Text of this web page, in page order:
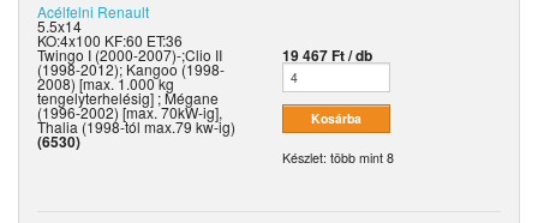
Acélfelni Renault
5.5x14
KO:4x100 KF:60 ET:36
Twingo I (2000-2007)-;Clio II
(1998-2012); Kangoo (1998-
2008) [max. 1.000 kg
tengelyterhelésig] ; Mégane
(1996-2002) [max. 70kW-ig],
Thalia (1998-tól max.79 kw-ig)
(6530)
19 467 Ft / db
Készlet: több mint 8